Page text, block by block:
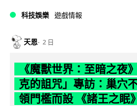
科技娛樂 遊戲情報
天恩 2 日
《魔獸世界：至暗之夜
克的詛咒」專訪：巢穴
領門檻而設 《諸王之眠